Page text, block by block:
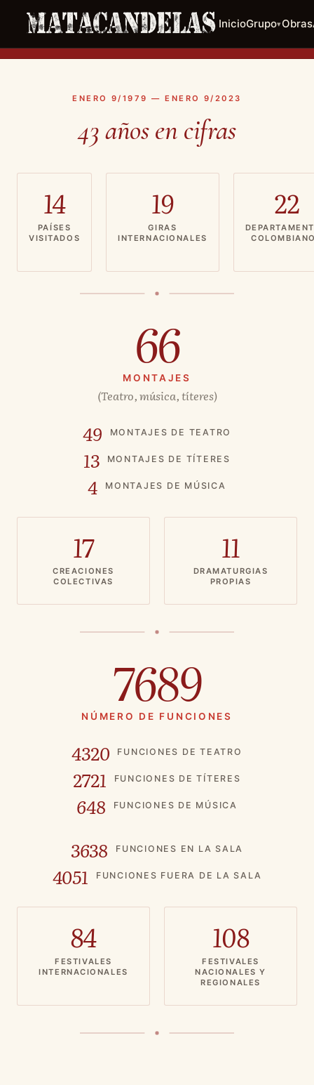
InicioGrupo▾Obras
ENERO 9/1979 — ENERO 9/2023
43 años en cifras
14
PAÍSES
VISITADOS
19
GIRAS
INTERNACIONALES
22
66
MONTAJES
(Teatro, música, títeres)
49 MONTAJES DE TEATRO
13 MONTAJES DE TÍTERES
4 MONTAJES DE MÚSICA
17
CREACIONES
COLECTIVAS
11
DRAMATURGIAS
PROPIAS
7689
NÚMERO DE FUNCIONES
4320 FUNCIONES DE TEATRO
2721 FUNCIONES DE TÍTERES
648 FUNCIONES DE MÚSICA
3638 FUNCIONES EN LA SALA
4051 FUNCIONES FUERA DE LA SALA
84
FESTIVALES
INTERNACIONALES
108
FESTIVALES
NACIONALES Y
REGIONALES